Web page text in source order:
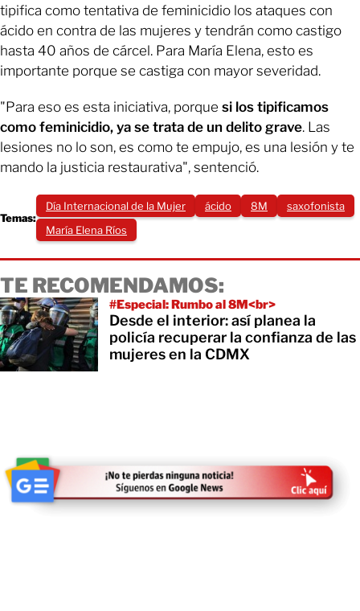
tipifica como tentativa de feminicidio los ataques con
ácido en contra de las mujeres y tendrán como castigo
hasta 40 años de cárcel. Para María Elena, esto es
importante porque se castiga con mayor severidad.
"Para eso es esta iniciativa, porque si los tipificamos
como feminicidio, ya se trata de un delito grave. Las
lesiones no lo son, es como te empujo, es una lesión y te
mando la justicia restaurativa", sentenció.
Temas:
Día Internacional de la Mujer ácido 8M
saxofonista
María Elena Ríos
TE RECOMENDAMOS:
#Especial: Rumbo al 8M<br>
Desde el interior: así planea la
policía recuperar la confianza de las
mujeres en la CDMX